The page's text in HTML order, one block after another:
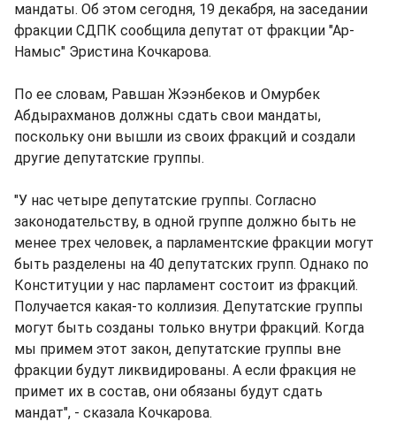
мандаты. Об этом сегодня, 19 декабря, на заседании
фракции СДПК сообщила депутат от фракции "Ар-
Намыс" Эристина Кочкарова.
По ее словам, Равшан Жээнбеков и Омурбек
Абдырахманов должны сдать свои мандаты,
поскольку они вышли из своих фракций и создали
другие депутатские группы.
"У нас четыре депутатские группы. Согласно
законодательству, в одной группе должно быть не
менее трех человек, а парламентские фракции могут
быть разделены на 40 депутатских групп. Однако по
Конституции у нас парламент состоит из фракций.
Получается какая-то коллизия. Депутатские группы
могут быть созданы только внутри фракций. Когда
мы примем этот закон, депутатские группы вне
фракции будут ликвидированы. А если фракция не
примет их в состав, они обязаны будут сдать
мандат", - сказала Кочкарова.